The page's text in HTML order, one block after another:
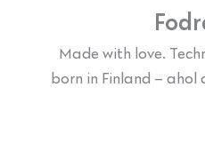
Made with love.
born in Finland – ahol